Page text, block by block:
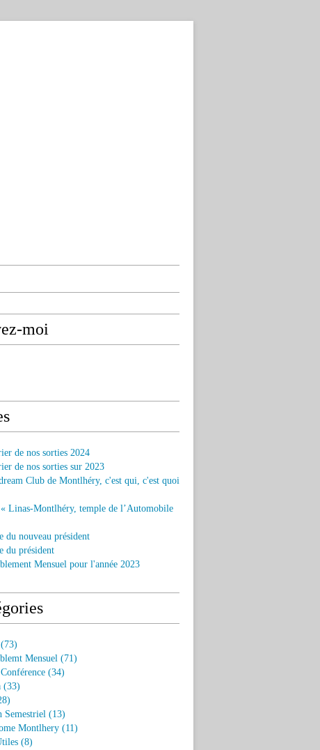
moi
de nos sorties 2024
de nos sorties sur 2023
Club de Montlhéry, c'est qui, c'est quoi
Linas-Montlhéry, temple de l’Automobile
du nouveau président
du président
Mensuel pour l'année 2023
(73)
Mensuel (71)
(34)
(33)
Semestriel (13)
Montlhery (11)
(8)